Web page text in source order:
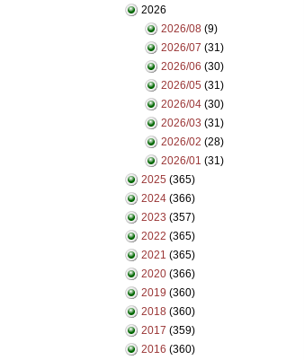
2026
2026/08 (9)
2026/07 (31)
2026/06 (30)
2026/05 (31)
2026/04 (30)
2026/03 (31)
2026/02 (28)
2026/01 (31)
2025 (365)
2024 (366)
2023 (357)
2022 (365)
2021 (365)
2020 (366)
2019 (360)
2018 (360)
2017 (359)
2016 (360)